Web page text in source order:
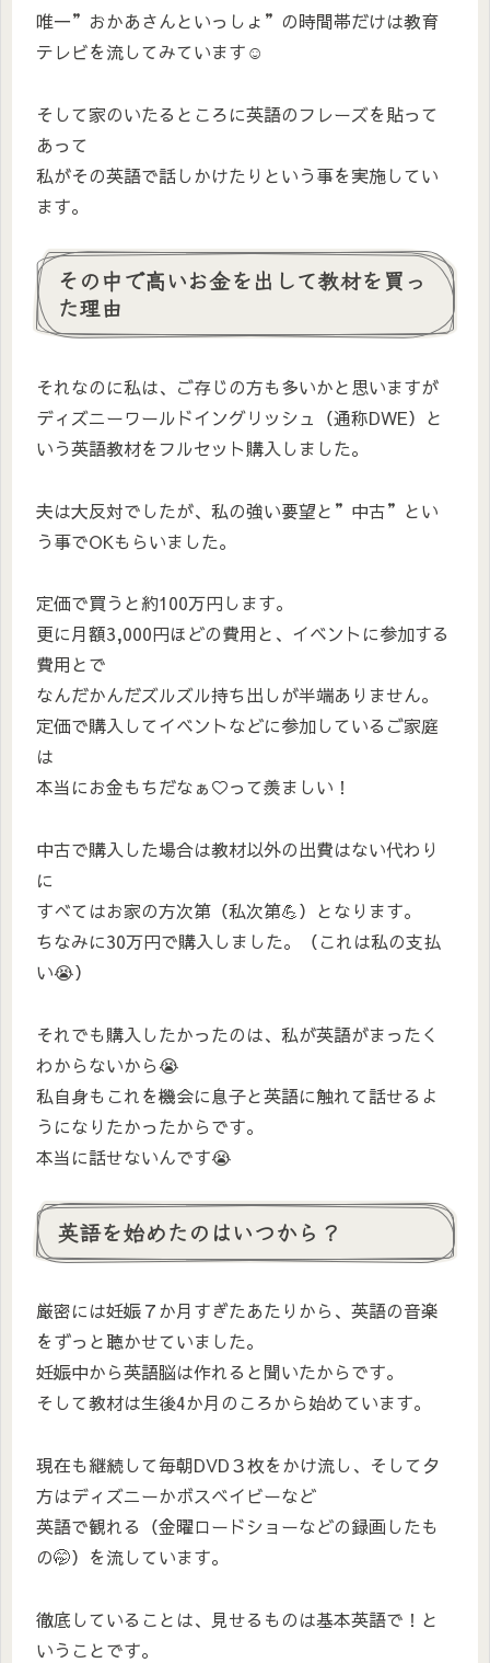
唯一”おかあさんといっしょ”の時間帯だけは教育
テレビを流してみています☺
そして家のいたるところに英語のフレーズを貼って
あって
私がその英語で話しかけたりという事を実施してい
ます。
その中で高いお金を出して教材を買っ
た理由
それなのに私は、ご存じの方も多いかと思いますが
ディズニーワールドイングリッシュ（通称DWE）と
いう英語教材をフルセット購入しました。
夫は大反対でしたが、私の強い要望と”中古”とい
う事でOKもらいました。
定価で買うと約100万円します。
更に月額3,000円ほどの費用と、イベントに参加する
費用とで
なんだかんだズルズル持ち出しが半端ありません。
定価で購入してイベントなどに参加しているご家庭
は
本当にお金もちだなぁ♡って羨ましい！
中古で購入した場合は教材以外の出費はない代わり
に
すべてはお家の方次第（私次第💪）となります。
ちなみに30万円で購入しました。（これは私の支払
い😭）
それでも購入したかったのは、私が英語がまったく
わからないから😭
私自身もこれを機会に息子と英語に触れて話せるよ
うになりたかったからです。
本当に話せないんです😭
英語を始めたのはいつから？
厳密には妊娠７か月すぎたあたりから、英語の音楽
をずっと聴かせていました。
妊娠中から英語脳は作れると聞いたからです。
そして教材は生後4か月のころから始めています。
現在も継続して毎朝DVD３枚をかけ流し、そして夕
方はディズニーかボスベイビーなど
英語で観れる（金曜ロードショーなどの録画したも
の🤭）を流しています。
徹底していることは、見せるものは基本英語で！と
いうことです。